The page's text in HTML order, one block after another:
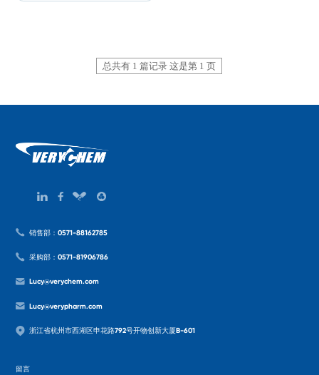
总共有 1 篇记录 这是第 1 页
销售部：0571-88162785
采购部：0571-81906786
Lucy@verychem.com
Lucy@verypharm.com
浙江省杭州市西湖区申花路792号开物创新大厦B-601
留言